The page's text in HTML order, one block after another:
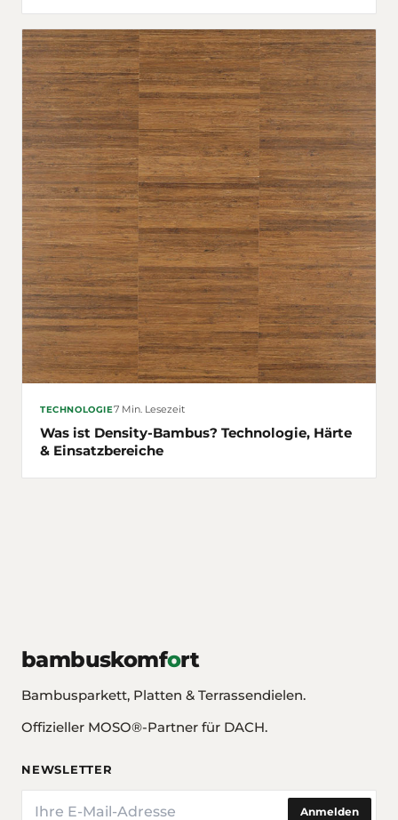
TECHNOLOGIE7 Min. Lesezeit
Was ist Density-Bambus? Technologie, Härte
& Einsatzbereiche
bambuskomfort
Bambusparkett, Platten & Terrassendielen.
Offizieller MOSO®-Partner für DACH.
NEWSLETTER
E-Mail
Anmelden